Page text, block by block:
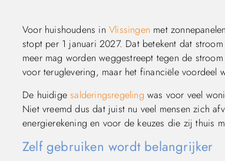
Voor huishoudens in Vlissingen met
stopt per 1 januari 2027. Dat betekent dat
meer mag worden weggestreept tegen de
voor teruglevering, maar het financiële voordeel
De huidigesalderingsregeling was voor veel
Niet vreemd dus dat juist nu veel mensen zich
energierekening en voor de keuzes die zij thuis
Zelf gebruiken wordt belangrijker